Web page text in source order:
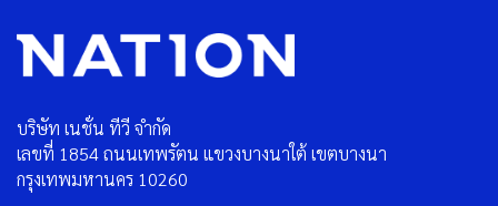
บริษัท เนชั่น ทีวี จำกัด
เลขที่ 1854 ถนนเทพรัตน แขวงบางนาใต้ เขตบางนา
กรุงเทพมหานคร 10260